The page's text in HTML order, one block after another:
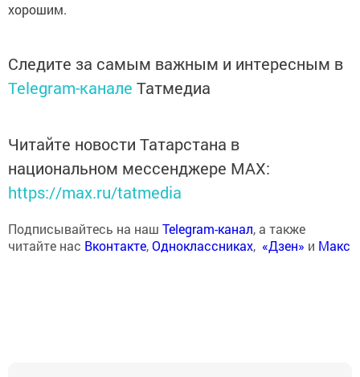
хорошим.
Следите за самым важным и интересным в
Telegram-канале Татмедиа
Читайте новости Татарстана в
национальном мессенджере MАХ:
https://max.ru/tatmedia
Подписывайтесь на наш Telegram-канал, а также
читайте нас Вконтакте,Одноклассниках, «Дзен» и Макс